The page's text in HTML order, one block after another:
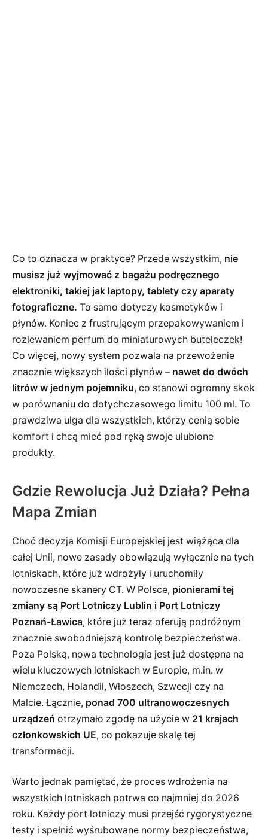
Co to oznacza w praktyce? Przede wszystkim, nie
musisz już wyjmować z bagażu podręcznego
elektroniki, takiej jak laptopy, tablety czy aparaty
fotograficzne. To samo dotyczy kosmetyków i
płynów. Koniec z frustrującym przepakowywaniem i
rozlewaniem perfum do miniaturowych buteleczek!
Co więcej, nowy system pozwala na przewożenie
znacznie większych ilości płynów – nawet do dwóch
litrów w jednym pojemniku, co stanowi ogromny skok
w porównaniu do dotychczasowego limitu 100 ml. To
prawdziwa ulga dla wszystkich, którzy cenią sobie
komfort i chcą mieć pod ręką swoje ulubione
produkty.
Gdzie Rewolucja Już Działa? Pełna
Mapa Zmian
Choć decyzja Komisji Europejskiej jest wiążąca dla
całej Unii, nowe zasady obowiązują wyłącznie na tych
lotniskach, które już wdrożyły i uruchomiły
nowoczesne skanery CT. W Polsce, pionierami tej
zmiany są Port Lotniczy Lublin i Port Lotniczy
Poznań-Ławica, które już teraz oferują podróżnym
znacznie swobodniejszą kontrolę bezpieczeństwa.
Poza Polską, nowa technologia jest już dostępna na
wielu kluczowych lotniskach w Europie, m.in. w
Niemczech, Holandii, Włoszech, Szwecji czy na
Malcie. Łącznie, ponad 700 ultranowoczesnych
urządzeń otrzymało zgodę na użycie w 21 krajach
członkowskich UE, co pokazuje skalę tej
transformacji.
Warto jednak pamiętać, że proces wdrożenia na
wszystkich lotniskach potrwa co najmniej do 2026
roku. Każdy port lotniczy musi przejść rygorystyczne
testy i spełnić wyśrubowane normy bezpieczeństwa,